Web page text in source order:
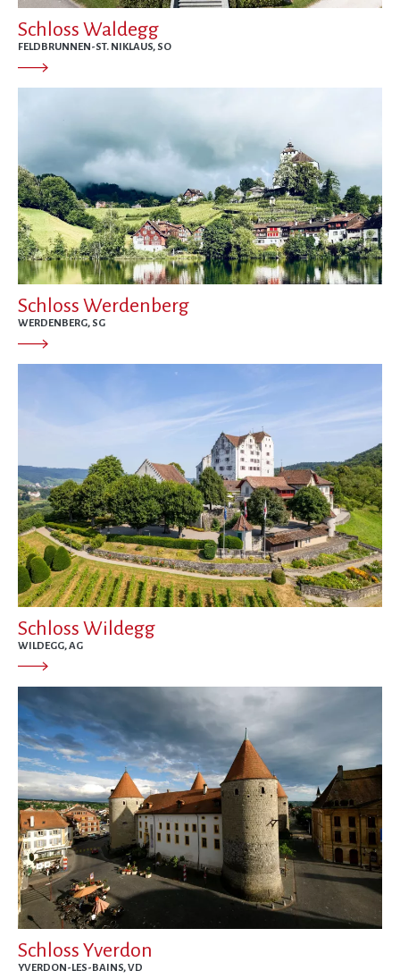
Schloss Waldegg
FELDBRUNNEN-ST. NIKLAUS, SO
Schloss Werdenberg
WERDENBERG, SG
Schloss Wildegg
WILDEGG, AG
Schloss Yverdon
YVERDON-LES-BAINS, VD